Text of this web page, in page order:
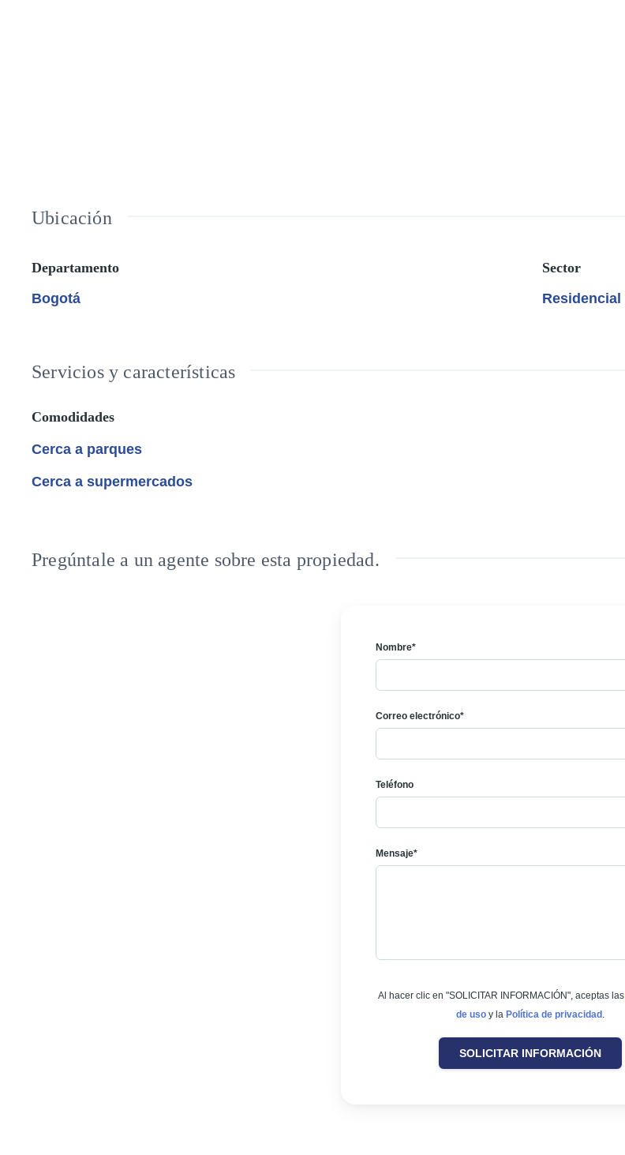
Ubicación
Departamento
Bogotá
Sector
Residencial
Servicios y características
Comodidades
Cerca a parques
Cerca a supermercados
Pregúntale a un agente sobre esta propiedad.
Nombre*
Correo electrónico*
Teléfono
Mensaje*
Al hacer clic en "SOLICITAR INFORMACIÓN", aceptas las
de uso y la Política de privacidad .
SOLICITAR INFORMACIÓN